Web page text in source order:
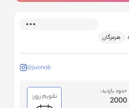
هرمزگان
@juonob
حدود بازدید:
2000 تقویم رزور: